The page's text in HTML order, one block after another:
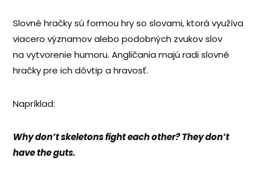
Slovné hračky sú formou hry so slovami, ktorá využíva
viacero významov alebo podobných zvukov slov
na vytvorenie humoru. Angličania majú radi slovné
hračky pre ich dôvtip a hravosť.
Napríklad:
Why don’t skeletons fight each other? They don’t
have the guts.